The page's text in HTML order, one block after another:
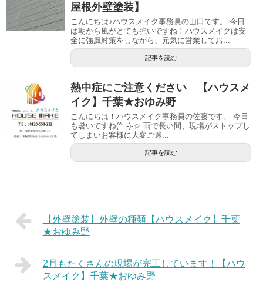
屋根外壁塗装】
こんにちは♪ハウスメイク事務員の山口です。 今日
は朝から風がとても強いですね！ハウスメイクは安
全に強風対策をしながら、元気に営業してお...
記事を読む
熱中症にご注意ください 【ハウスメ
イク】千葉★おゆみ野
こんにちは！ハウスメイク事務員の佐藤です。 今日
も暑いですね(^_-)-☆ 雨で長い間、現場がストップし
てしまいお客様に大変ご迷...
記事を読む
【外壁塗装】外壁の種類【ハウスメイク】千葉
★おゆみ野
2月もたくさんの現場が完工しています！【ハウ
スメイク】千葉★おゆみ野